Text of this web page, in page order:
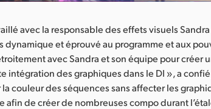
avec la responsable des effets visuels
dynamique et éprouvé au programme et aux
avec Sandra et son équipe pour créer
intégration des graphiques dans le DI », a confié
couleur des séquences sans affecter les
afin de créer de nombreuses compo durant